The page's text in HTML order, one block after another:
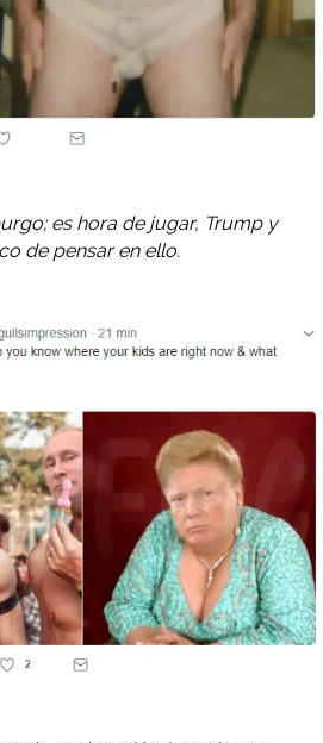
es hora de jugar, Trump y
de pensar en ello.